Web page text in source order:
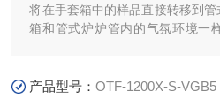
将在手套箱中的样品直接转移到
箱和管式炉炉管内的气氛环境一
产品型号：OTF-1200X-S-VGB5